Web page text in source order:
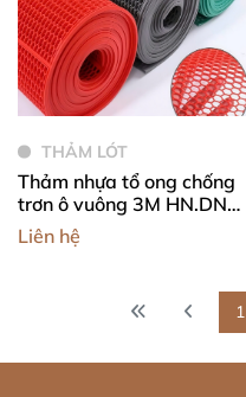
THẢM LÓT
Thảm nhựa tổ ong chống
trơn ô vuông 3M HN.DNG-
005
Liên hệ
1